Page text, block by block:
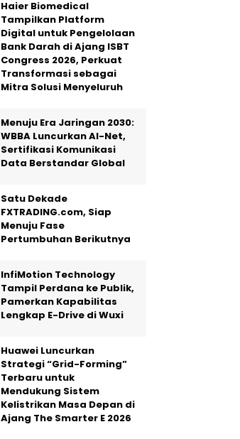
Haier Biomedical
Tampilkan Platform
Digital untuk Pengelolaan
Bank Darah di Ajang ISBT
Congress 2026, Perkuat
Transformasi sebagai
Mitra Solusi Menyeluruh
Menuju Era Jaringan 2030:
WBBA Luncurkan AI-Net,
Sertifikasi Komunikasi
Data Berstandar Global
Satu Dekade
FXTRADING.com, Siap
Menuju Fase
Pertumbuhan Berikutnya
InfiMotion Technology
Tampil Perdana ke Publik,
Pamerkan Kapabilitas
Lengkap E-Drive di Wuxi
Huawei Luncurkan
Strategi “Grid-Forming”
Terbaru untuk
Mendukung Sistem
Kelistrikan Masa Depan di
Ajang The Smarter E 2026